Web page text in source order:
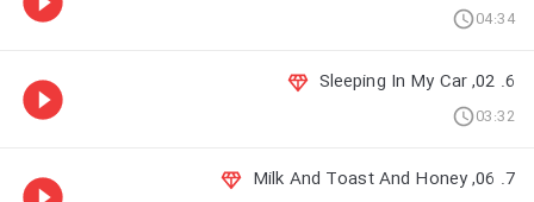
04:34
6. 02, Sleeping In My Car
03:32
7. 06, Milk And Toast And Honey